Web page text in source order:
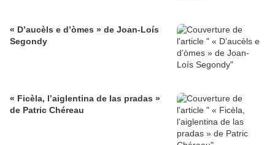
« D’aucèls e d’òmes » de Joan-Loís
Segondy
« Ficèla, l’aiglentina de las pradas »
de Patric Chéreau